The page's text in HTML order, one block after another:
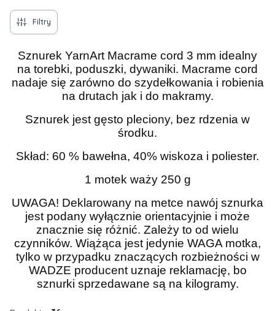
Filtry
Sznurek YarnArt Macrame cord 3 mm idealny
na torebki, poduszki, dywaniki. Macrame cord
nadaje się zarówno do szydełkowania i robienia
na drutach jak i do makramy.
Sznurek jest gęsto pleciony, bez rdzenia w
środku.
Skład: 60 % bawełna, 40% wiskoza i poliester.
1 motek waży 250 g
UWAGA! Deklarowany na metce nawój sznurka
jest podany wyłącznie orientacyjnie i może
znacznie się różnić. Zależy to od wielu
czynników. Wiążąca jest jedynie WAGA motka,
tylko w przypadku znaczących rozbieżności w
WADZE producent uznaje reklamację, bo
sznurki sprzedawane są na kilogramy.